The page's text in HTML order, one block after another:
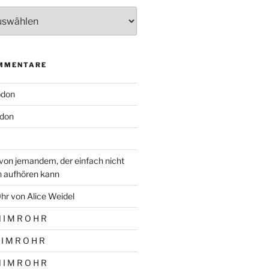
jemandem, der einfach nicht
aufhören kann
von Alice Weidel
I M R O H R
M R O H R
I M R O H R